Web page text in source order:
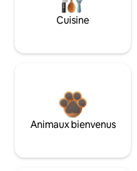
Cuisine
Animaux bienvenus